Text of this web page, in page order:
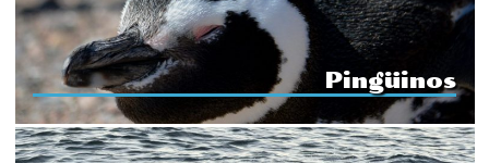
Pingüinos